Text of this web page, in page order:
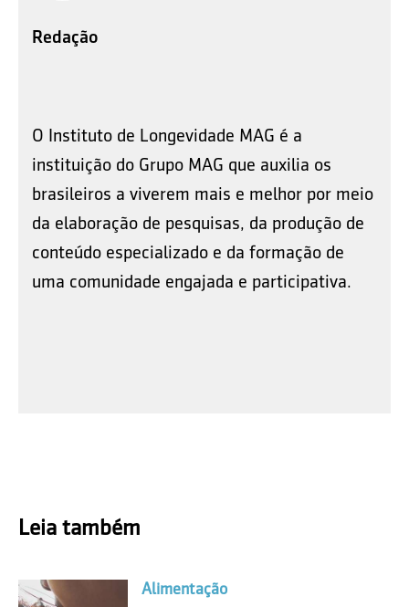
Redação
O Instituto de Longevidade MAG é a
instituição do Grupo MAG que auxilia os
brasileiros a viverem mais e melhor por meio
da elaboração de pesquisas, da produção de
conteúdo especializado e da formação de
uma comunidade engajada e participativa.
Leia também
Alimentação